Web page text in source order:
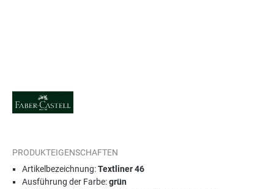
PRODUKTEIGENSCHAFTEN
Artikelbezeichnung:Textliner 46
Ausführung der Farbe:grün